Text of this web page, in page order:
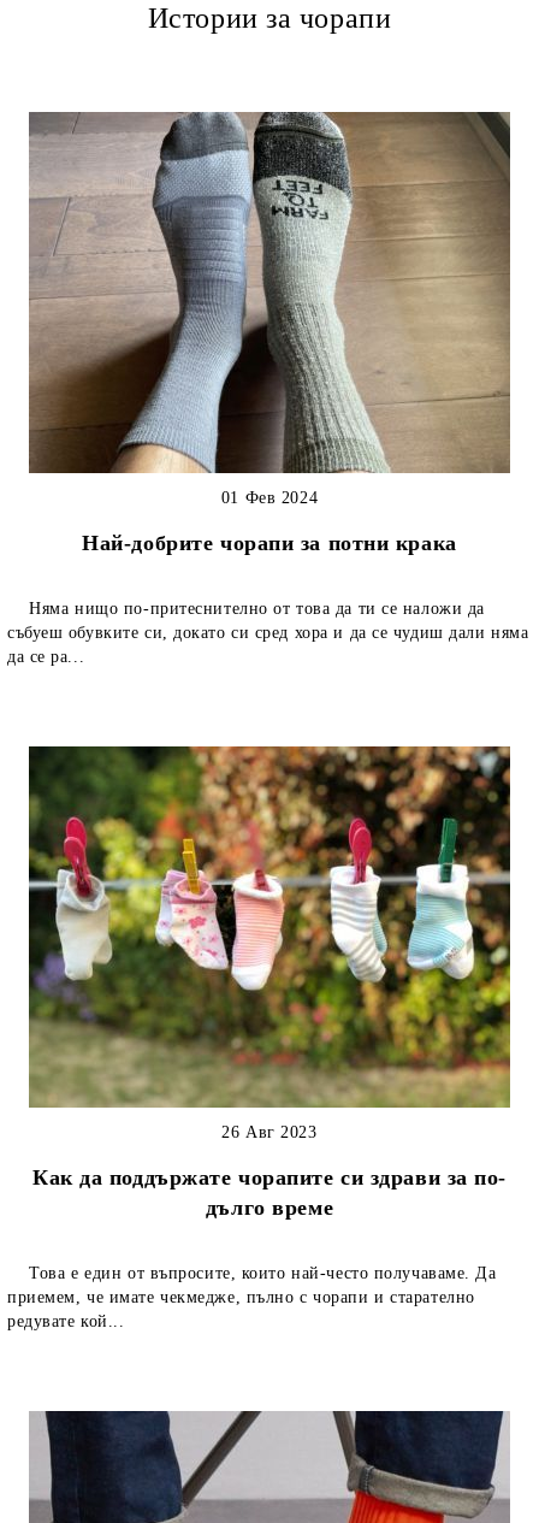
Истории за чорапи
Най-добрите чорапи за потни крака
01 Фев 2024
Няма нищо по-притеснително от това да ти се наложи да
събуеш обувките си, докато си сред хора и да се чудиш дали няма
да се ра...
Как да поддържате чорапите си здрави за по-
дълго време
26 Авг 2023
Това е един от въпросите, които най-често получаваме. Да
приемем, че имате чекмедже, пълно с чорапи и старателно
редувате кой...